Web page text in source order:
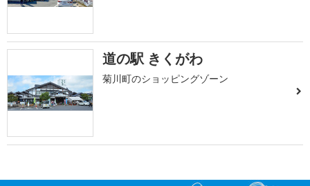
道の駅 きくがわ
菊川町のショッピングゾーン